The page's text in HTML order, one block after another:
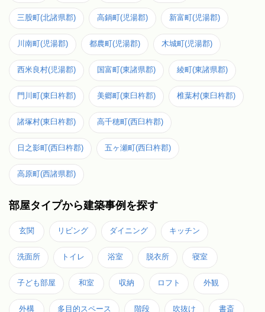
三股町(北諸県郡) 高鍋町(児湯郡) 新富町(児湯郡)
川南町(児湯郡) 都農町(児湯郡) 木城町(児湯郡)
西米良村(児湯郡) 国富町(東諸県郡) 綾町(東諸県郡)
門川町(東臼杵郡) 美郷町(東臼杵郡) 椎葉村(東臼杵郡)
諸塚村(東臼杵郡) 高千穂町(西臼杵郡)
日之影町(西臼杵郡) 五ヶ瀬町(西臼杵郡)
高原町(西諸県郡)
部屋タイプから建築事例を探す
玄関 リビング ダイニング キッチン
洗面所 トイレ 浴室 脱衣所 寝室
子ども部屋 和室 収納 ロフト 外観
外構 多目的スペース 階段 吹抜け 書斎